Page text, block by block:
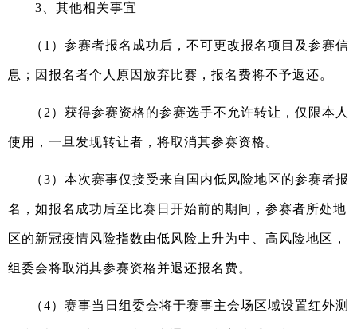
3、其他相关事宜
（ 1）参赛者报名成功后，不可更改报名项目及参赛信
息；因报名者个人原因放弃比赛，报名费将不予返还。
（ 2）获得参赛资格的参赛选手不允许转让，仅限本人
使用，一旦发现转让者，将取消其参赛资格。
（3）本次赛事仅接受来自国内低风险地区的参赛者报
名，如报名成功后至比赛日开始前的期间，参赛者所处地
区的新冠疫情风险指数由低风险上升为中、高风险地区，
组委会将取消其参赛资格并退还报名费。
（4）赛事当日组委会将于赛事主会场区域设置红外测